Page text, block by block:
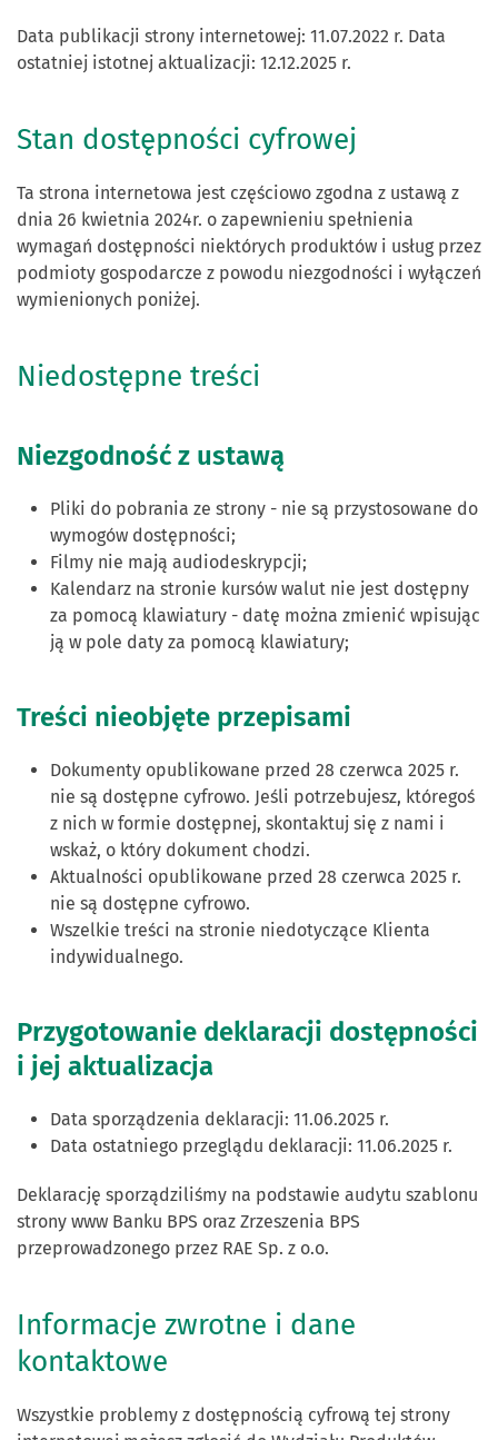
Data publikacji strony internetowej: 11.07.2022 r. Data
ostatniej istotnej aktualizacji: 12.12.2025 r.
Stan dostępności cyfrowej
Ta strona internetowa jest częściowo zgodna z ustawą z
dnia 26 kwietnia 2024r. o zapewnieniu spełnienia
wymagań dostępności niektórych produktów i usług przez
podmioty gospodarcze z powodu niezgodności i wyłączeń
wymienionych poniżej.
Niedostępne treści
Niezgodność z ustawą
Pliki do pobrania ze strony - nie są przystosowane do
wymogów dostępności;
Filmy nie mają audiodeskrypcji;
Kalendarz na stronie kursów walut nie jest dostępny
za pomocą klawiatury - datę można zmienić wpisując
ją w pole daty za pomocą klawiatury;
Treści nieobjęte przepisami
Dokumenty opublikowane przed 28 czerwca 2025 r.
nie są dostępne cyfrowo. Jeśli potrzebujesz, któregoś
z nich w formie dostępnej, skontaktuj się z nami i
wskaż, o który dokument chodzi.
Aktualności opublikowane przed 28 czerwca 2025 r.
nie są dostępne cyfrowo.
Wszelkie treści na stronie niedotyczące Klienta
indywidualnego.
Przygotowanie deklaracji dostępności
i jej aktualizacja
Data sporządzenia deklaracji: 11.06.2025 r.
Data ostatniego przeglądu deklaracji: 11.06.2025 r.
Deklarację sporządziliśmy na podstawie audytu szablonu
strony www Banku BPS oraz Zrzeszenia BPS
przeprowadzonego przez RAE Sp. z o.o.
Informacje zwrotne i dane
kontaktowe
Wszystkie problemy z dostępnością cyfrową tej strony